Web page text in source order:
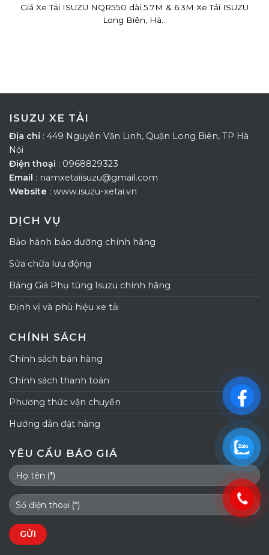
Giá Xe Tải ISUZU NQR550 dài 5.7M & 6.3M Xe Tải ISUZU
Long Biên, Hà...
ISUZU XE TẢI
Địa chỉ : 449 Nguyễn Văn Linh, Quận Long Biên, TP Hà
Nội
Điện thoại : 0968829323
Email : namxetaiisuzu@gmail.com
Website : www.isuzu-xetai.vn
DỊCH VỤ
Bảo hành bảo dưỡng chính hãng
Sửa chữa lưu động
Bảng Giá Phụ tùng Isuzu chính hãng
Định vị và phù hiệu xe tải
CHÍNH SÁCH
Chính sách bán hàng
Chính sách thanh toán
Phương thức vận chuyển
Hướng dẫn đặt hàng
YÊU CẦU BÁO GIÁ